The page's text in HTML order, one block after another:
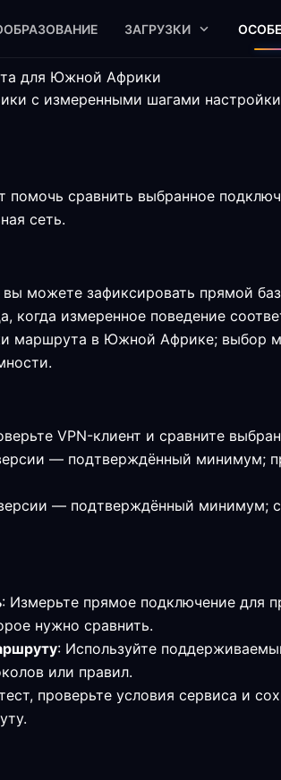
ЗАГРУЗКИ
для Южной Африки
с измеренными шагами
сравнить выбранное
сеть.
можете зафиксировать прямой
когда измеренное поведение
маршрута в Южной Африке; выбор
VPN-клиент и сравните
— подтверждённый минимум;
версии — подтверждённый минимум;
: Измерьте прямое подключение для
нужно сравнить.
: Используйте
или правил.
проверьте условия сервиса и